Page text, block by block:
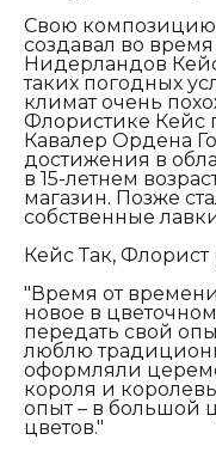
Свою композицию
создавал во
Нидерландов
таких погодных
климат очень
Флористике Кейс
Кавалер Ордена
достижения в
в 15-летнем
магазин. Позже
собственные
Кейс Так,
"Время от
новое в
передать свой
люблю
оформляли
короля и
опыт – в большой
цветов."